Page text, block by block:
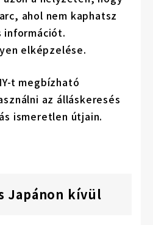
ahol nem kaphatsz
információt.
elképzelése.
t megbízható
az álláskeresés
ismeretlen útjain.
Japánon kívül